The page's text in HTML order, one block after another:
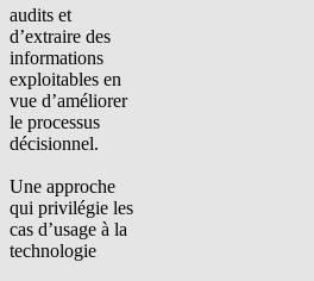
audits et
d’extraire des
informations
exploitables en
vue d’améliorer
le processus
décisionnel.
Une approche
qui privilégie les
cas d’usage à la
technologie